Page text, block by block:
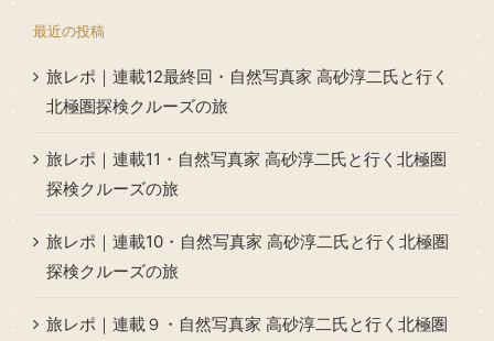
最近の投稿
旅レポ｜連載12最終回・自然写真家 高砂淳二氏と行く
北極圏探検クルーズの旅
旅レポ｜連載11・自然写真家 高砂淳二氏と行く北極圏
探検クルーズの旅
旅レポ｜連載10・自然写真家 高砂淳二氏と行く北極圏
探検クルーズの旅
旅レポ｜連載９・自然写真家 高砂淳二氏と行く北極圏